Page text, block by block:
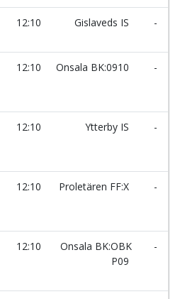
12:10 Gislaveds IS -
12:10 Onsala BK:0910 -
12:10 Ytterby IS -
12:10 Proletären FF:X -
12:10
Onsala BK:OBK
P09
-